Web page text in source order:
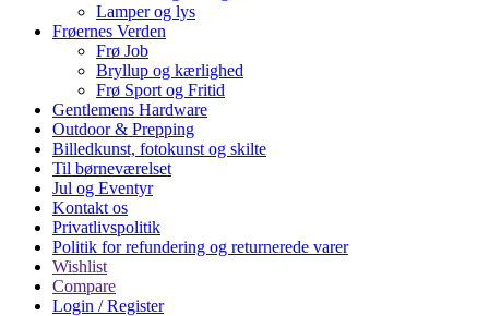
Lamper og lys
Frøernes Verden
Frø Job
Bryllup og kærlighed
Frø Sport og Fritid
Gentlemens Hardware
Outdoor & Prepping
Billedkunst, fotokunst og skilte
Til børneværelset
Jul og Eventyr
Kontakt os
Privatlivspolitik
Politik for refundering og returnerede varer
Wishlist
Compare
Login / Register